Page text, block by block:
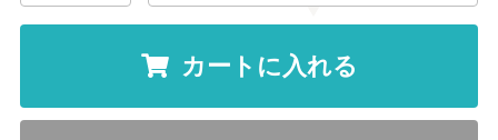
カートに入れる